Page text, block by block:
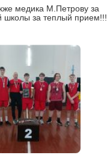
медика М.Петрову за
школы за теплый прием!!!